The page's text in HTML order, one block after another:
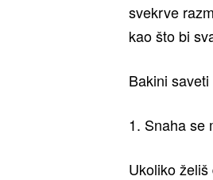
svekrve
kao što bi
Bakini
1. Snaha se
Ukoliko